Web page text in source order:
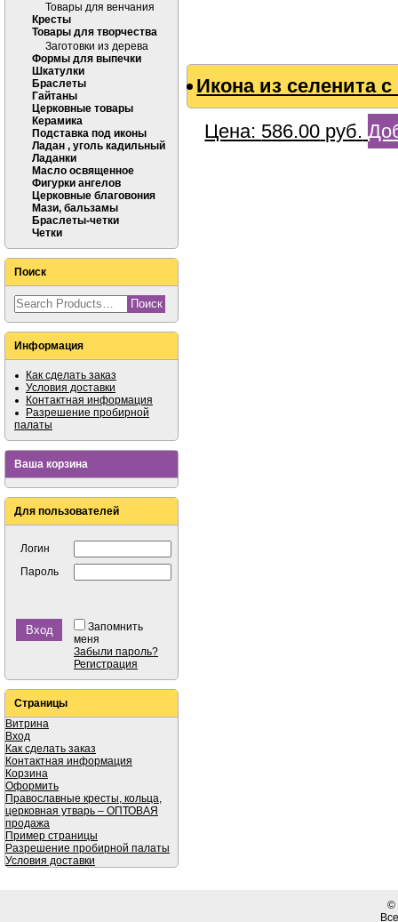
Товары для венчания
Кресты
Товары для творчества
Заготовки из дерева
Формы для выпечки
Шкатулки
Браслеты
Гайтаны
Церковные товары
Керамика
Подставка под иконы
Ладан , уголь кадильный
Ладанки
Масло освященное
Фигурки ангелов
Церковные благовония
Мази, бальзамы
Браслеты-четки
Четки
Поиск
Информация
Как сделать заказ
Условия доставки
Контактная информация
Разрешение пробирной
палаты
Ваша корзина
Для пользователей
Логин
Пароль
Запомнить
меня
Забыли пароль?
Регистрация
Страницы
Витрина
Вход
Как сделать заказ
Контактная информация
Корзина
Оформить
Православные кресты, кольца,
церковная утварь – ОПТОВАЯ
продажа
Пример страницы
Разрешение пробирной палаты
Условия доставки
Икона из селенита
Цена: 586.00 руб.
©